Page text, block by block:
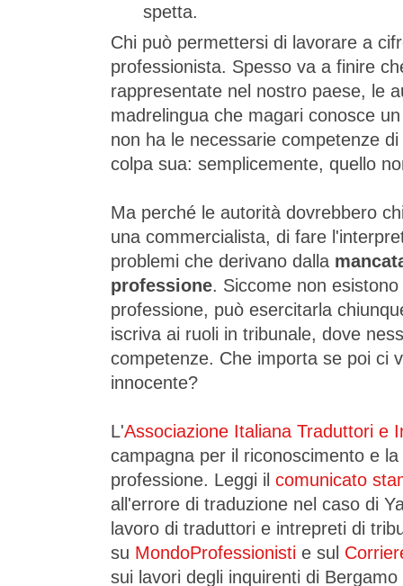
spetta.
Chi può permettersi di lavorare a
professionista. Spesso va a finire
rappresentate nel nostro paese, le
madrelingua che magari conosce
non ha le necessarie competenze
colpa sua: semplicemente, quello
Ma perché le autorità dovrebbero
una commercialista, di fare
problemi che derivano dalla
professione. Siccome non
professione, può esercitarla
iscriva ai ruoli in tribunale, dove
competenze. Che importa se poi ci
innocente?
L'Associazione Italiana Traduttori e
campagna per il riconoscimento e
professione. Leggi il comunicato
all'errore di traduzione nel caso di
lavoro di traduttori e intrepreti di
su MondoProfessionisti e sul
sui lavori degli inquirenti di